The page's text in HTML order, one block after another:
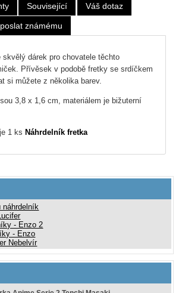
Související Váš dotaz
poslat známému
skvělý dárek pro chovatele těchto
Přívěsek v podobě fretky se srdíčkem
si můžete z několika barev.
3,8 x 1,6 cm, materiálem je bižuterní
1 ks Náhrdelník fretka
náhrdelník
- Enzo 2
- Enzo
Nebelvír